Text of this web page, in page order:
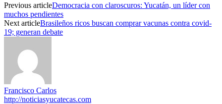
Previous articleDemocracia con claroscuros: Yucatán, un líder con
muchos pendientes
Next articleBrasileños ricos buscan comprar vacunas contra covid-
19; generan debate
Francisco Carlos
http://noticiasyucatecas.com